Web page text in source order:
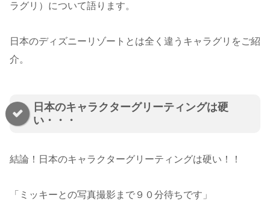
ラグリ）について語ります。
日本のディズニーリゾートとは全く違うキャラグリをご紹
介。
日本のキャラクターグリーティングは硬
い・・・
結論！日本のキャラクターグリーティングは硬い！！
「ミッキーとの写真撮影まで９０分待ちです」